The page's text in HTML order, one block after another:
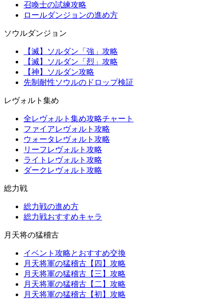
召喚士の試練攻略
ロールダンジョンの進め方
ソウルダンジョン
【滅】ソルダン「強」攻略
【滅】ソルダン「烈」攻略
【神】ソルダン攻略
先制耐性ソウルのドロップ検証
レヴォルト集め
全レヴォルト集め攻略チャート
ファイアレヴォルト攻略
ウォータレヴォルト攻略
リーフレヴォルト攻略
ライトレヴォルト攻略
ダークレヴォルト攻略
総力戦
総力戦の進め方
総力戦おすすめキャラ
月天将の猛稽古
イベント攻略とおすすめ交換
月天将軍の猛稽古【四】攻略
月天将軍の猛稽古【三】攻略
月天将軍の猛稽古【二】攻略
月天将軍の猛稽古【初】攻略